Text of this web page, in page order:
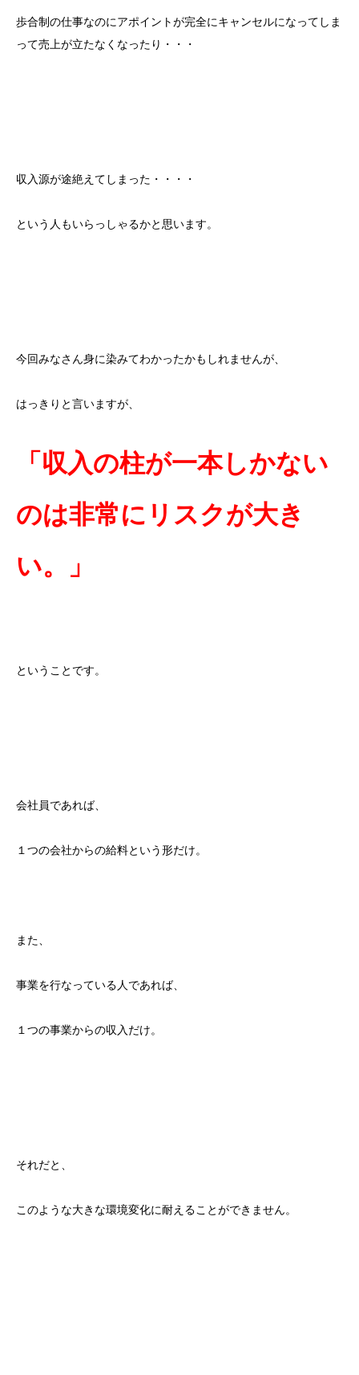
歩合制の仕事なのにアポイントが完全にキャンセルになってしま
って売上が立たなくなったり・・・
収入源が途絶えてしまった・・・・
という人もいらっしゃるかと思います。
今回みなさん身に染みてわかったかもしれませんが、
はっきりと言いますが、
「収入の柱が一本しかない
のは非常にリスクが大き
い。」
ということです。
会社員であれば、
１つの会社からの給料という形だけ。
また、
事業を行なっている人であれば、
１つの事業からの収入だけ。
それだと、
このような大きな環境変化に耐えることができません。